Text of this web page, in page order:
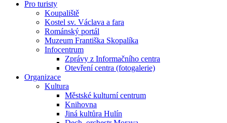
Pro turisty
Koupaliště
Kostel sv. Václava a fara
Románský portál
Muzeum Františka Skopalíka
Infocentrum
Zprávy z Informačního centra
Otevření centra (fotogalerie)
Organizace
Kultura
Městské kulturní centrum
Knihovna
Jiná kultůra Hulín